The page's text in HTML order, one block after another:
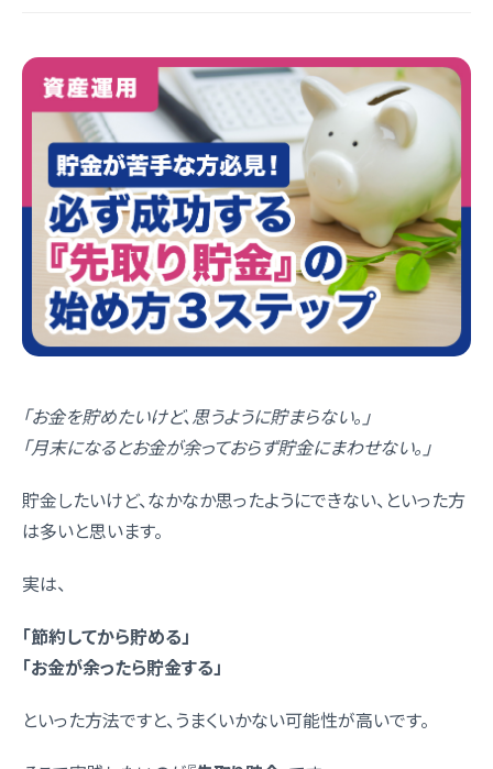
「お金を貯めたいけど、思うように貯まらない。」
「月末になるとお金が余っておらず貯金にまわせない。」
貯金したいけど、なかなか思ったようにできない、といった方
は多いと思います。
実は、
「節約してから貯める」
「お金が余ったら貯金する」
といった方法ですと、うまくいかない可能性が高いです。